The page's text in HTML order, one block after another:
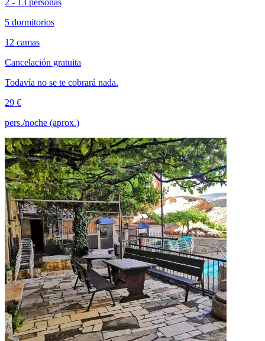
2 - 13 personas
5 dormitorios
12 camas
Cancelación gratuita
Todavía no se te cobrará nada.
29 €
pers./noche (aprox.)